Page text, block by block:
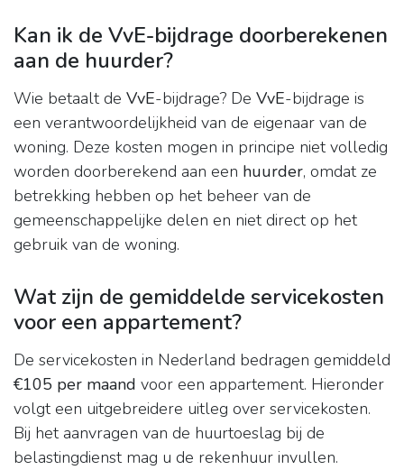
Kan ik de VvE-bijdrage doorberekenen
aan de huurder?
Wie betaalt de VvE-bijdrage? De VvE-bijdrage is
een verantwoordelijkheid van de eigenaar van de
woning. Deze kosten mogen in principe niet volledig
worden doorberekend aan een huurder, omdat ze
betrekking hebben op het beheer van de
gemeenschappelijke delen en niet direct op het
gebruik van de woning.
Wat zijn de gemiddelde servicekosten
voor een appartement?
De servicekosten in Nederland bedragen gemiddeld
€105 per maand voor een appartement. Hieronder
volgt een uitgebreidere uitleg over servicekosten.
Bij het aanvragen van de huurtoeslag bij de
belastingdienst mag u de rekenhuur invullen.